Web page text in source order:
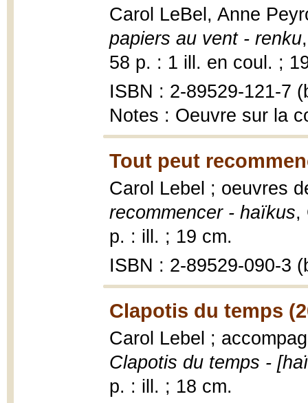
Carol LeBel, Anne
papiers au vent - renku
58 p. : 1 ill. en coul. ;
ISBN : 2-89529-121-7
Notes : Oeuvre sur la
Tout peut
Carol Lebel ; oeuvres
recommencer - haïkus,
p. : ill. ; 19 cm.
ISBN : 2-89529-090-3
Clapotis du temps
Carol Lebel ;
Clapotis du temps -
p. : ill. ; 18 cm.